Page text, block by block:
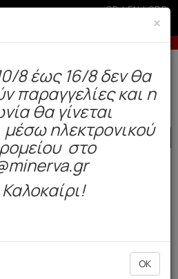
GR|EN|SRB
Έως 3 άτοκες δόσεις με
49€. Παράδοση σε 3-5 εργάσιμες.
Σουτιέν / Τοπ
SALE
×
8 έως 16/8 δεν θα
παραγγελίες και η
θα γίνεται
ηλεκτρονικού
στο
OK